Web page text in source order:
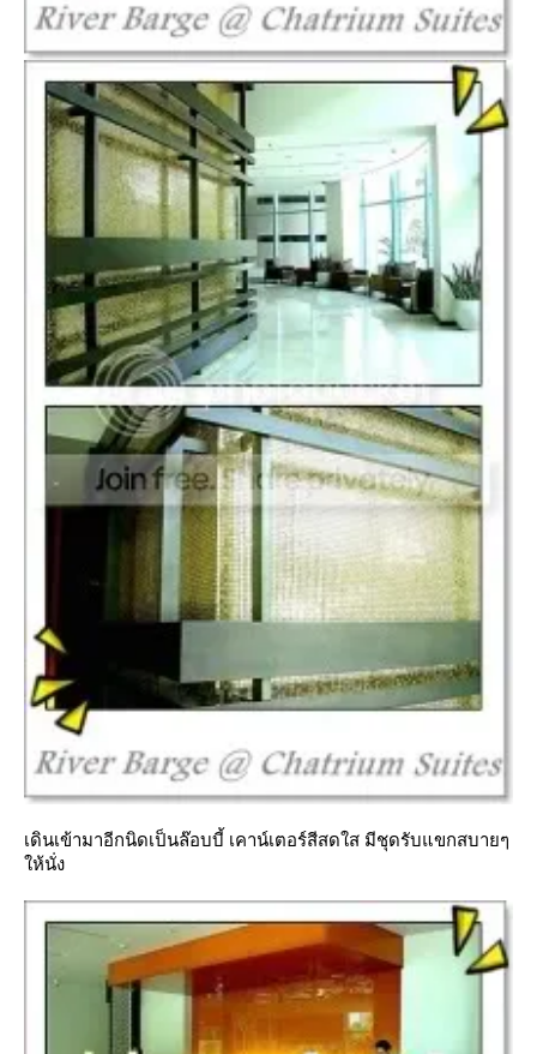
เดินเข้ามาอีกนิดเป็นล๊อบบี้ เคาน์เตอร์สีสดใส มีชุดรับแขกสบายๆ
ห้นั่ง